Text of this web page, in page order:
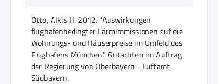
Otto, Alkis H. 2012. "Auswirkungen
flughafenbedingter Lärmimmissionen auf die
Wohnungs- und Häuserpreise im Umfeld des
Flughafens München." Gutachten im Auftrag
der Regierung von Oberbayern - Luftamt
Südbayern.